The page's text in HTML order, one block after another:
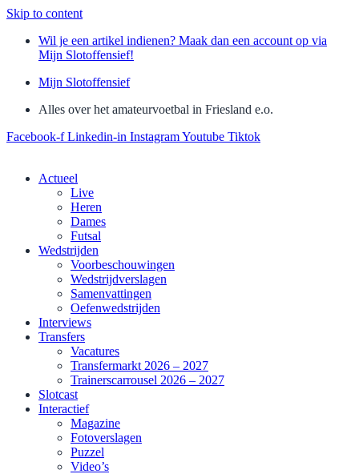
Skip to content
Wil je een artikel indienen? Maak dan een account op via
Mijn Slotoffensief!
Mijn Slotoffensief
Alles over het amateurvoetbal in Friesland e.o.
Facebook-f Linkedin-in InstagramYoutube Tiktok
Actueel
Live
Heren
Dames
Futsal
Wedstrijden
Voorbeschouwingen
Wedstrijdverslagen
Samenvattingen
Oefenwedstrijden
Interviews
Transfers
Vacatures
Transfermarkt 2026 – 2027
Trainerscarrousel 2026 – 2027
Slotcast
Interactief
Magazine
Fotoverslagen
Puzzel
Video’s